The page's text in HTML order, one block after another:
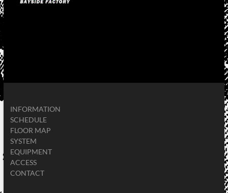
INFORMATION
SCHEDULE
FLOOR MAP
SYSTEM
EQUIPMENT
ACCESS
CONTACT